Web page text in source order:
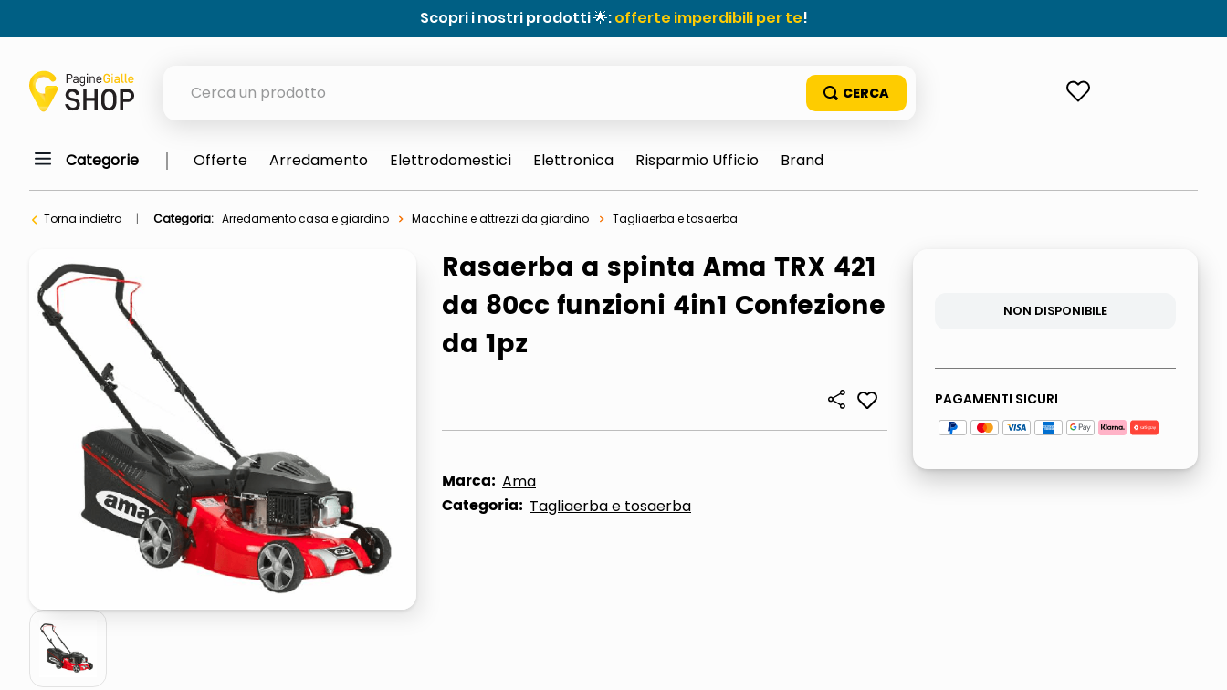
Scopri i nostri prodotti 🌟:offerte imperdibili per te!
orologio parete
italia independent occhiali sole 0703 thin rotondo sun
pattumiera raccolta differenziata
elenco telefonico
Categorie Offerte Arredamento Elettrodomestici Elettronica Risparmio Ufficio Brand
Torna indietro Categoria: Arredamento casa e giardino Macchine e attrezzi da giardino Tagliaerba e tosaerba
Rasaerba a spinta Ama TRX 421
da 80cc funzioni 4in1 Confezione
da 1pz
Marca: Ama
Categoria: Tagliaerba e tosaerba
NON DISPONIBILE
PAGAMENTI SICURI